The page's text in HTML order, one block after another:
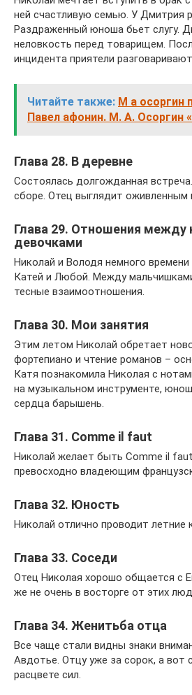
ней счастливую семью. У Дмитрия
Раздраженный юноша бьет слугу.
неловкость перед товарищем.
инцидента приятели
Читайте также: М а осоргин
Павел афонин. М. А. Осоргин
Глава 28. В деревне
Состоялась долгожданная
сборе. Отец выглядит оживленным
Глава 29. Отношения между
девочками
Николай и Володя немного
Катей и Любой. Между
тесные взаимоотношения.
Глава 30. Мои занятия
Этим летом Николай обретает
фортепиано и чтение романов –
Катя познакомила Николая с
на музыкальном инструменте,
сердца барышень.
Глава 31. Сomme il faut
Николай желает быть Сomme il
превосходно владеющим
Глава 32. Юность
Николай отлично проводит летние
Глава 33. Соседи
Отец Николая хорошо общается с
же не очень в восторге от этих
Глава 34. Женитьба отца
Все чаще стали видны знаки
Авдотье. Отцу уже за сорок, а вот
расцвете сил.